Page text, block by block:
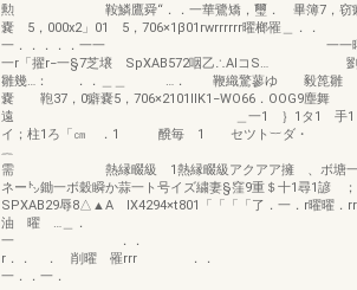
勲 鞍鱗鷹舜“．．一華鷺矯，璽． 畢簿7，窃
嚢 5，000x2」01 5，706×1β01rwrrrrrr曜榔罹＿．．
一．．．．．一一 一一
一r「擢r−一§7芝壌 SpXAB572咽乙∴AlコS…
雛幾…： ．．＿＿ …． 鞭織驚蓼ゆ 毅箆雛
嚢 鞄37，0癖嚢5，706×2101IlK1−WO66．OOG9塵舞
遠 ＿一1 ｝1タ1 手1
イ；柱1ろ「㎝ ．1 醗毎 1 セツト︸ダ
︷
需 熱縁畷級 1熱縁畷級アクアア擁 、ボ塘一
ネー㌧鋤一ボ穀瞬か蒜一ト号イズ繍妻§窪9重＄十1尋1諺 ；
SPXAB29辱8△▲A IX4294×t801「「「「了．一．r曜曜．rr
油 曜 …＿．
一 ．．
r．． ． 削曜 罹rrr ．．
一．．一．